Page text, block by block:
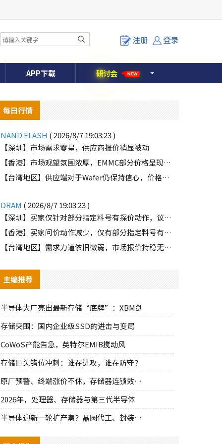
注册 登录
APP下载 研讨会 NEW
每日行情
NAND FLASH ( 2026/8/7 19:03:23 )
【深圳】市场需求零星，供应商报价稍显被动
【香港】市场观望氛围浓厚，EMMC部分价格呈现下滑趋势
【台湾地区】供应端对于Wafer仍保持信心，价格微幅上扬且惜售态度不变
DRAM ( 2026/8/7 19:03:23 )
【深圳】买家仅针对部分指定料号有探价动作，议价动作有所减少
【香港】买家问价动作减少，仅有部分指定料号有零星询单动作
【台湾地区】需求力道依旧微弱，市场报价持稳无明显波动
主编推荐
半导体大厂亮出最新存储“底牌”：XBM剑
存储突围：国内企业级SSD的进击与变局
CoWoS产能告急，英特尔EMIB搅动风
存储巨头错位冲刺：谁在进攻，谁在防守？
原厂预警、终端涨价不休，存储器连锁效应持
2026年，处理器、存储器与第三代半导体
半导体迎新一轮扩产潮？晶圆代工、封装、光